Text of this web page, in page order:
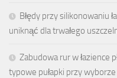
Błędy przy silikonowaniu
uniknąć dla trwałego
Zabudowa rur w łazience
typowe pułapki przy